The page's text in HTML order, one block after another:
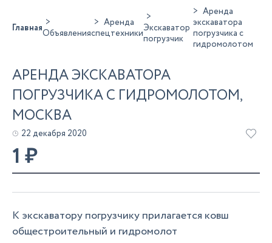
ГлавнаяОбъявления
Аренда
спецтехникиЭкскаватор
погрузчик
Аренда
экскаватора
погрузчика c
гидромолотом
АРЕНДА ЭКСКАВАТОРА
ПОГРУЗЧИКА C ГИДРОМОЛОТОМ,
МОСКВА
22 декабря 2020
1₽
К экскаватору погрузчику прилагается ковш
общестроительный и гидромолот